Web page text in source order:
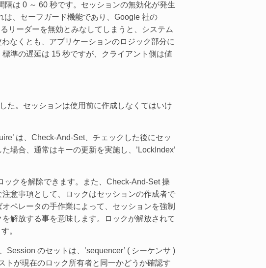
隔は 0 ～ 60 秒です。セッションの無効化が発生
は、セーフガード機能であり、Google 社の
リーダーを無効とみなしてしまうと、システム
なくとも、アプリケーションのロジック部分に
準の遅延は 15 秒ですが、クライアント側は値
た。セッションは使用前に作成しなくてはいけ
は、Check-And-Set、チェックした後にセッ
場合、通常はキーの更新を実施し、’LockIndex’
ックを解除できます。また、Check-And-Set 操
意事項として、ロックはセッションの作成者で
ペレータの手作業によって、セッションを強制
解放する事を意味します。ロックが解放されて
。
のセットは、’sequencer’ ( シーケンサ )
トが現在のロック所有者と同一かどうか確認す